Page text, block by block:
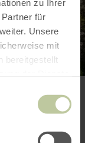
zu Ihrer
für
Unsere
mit
bereitgestellt